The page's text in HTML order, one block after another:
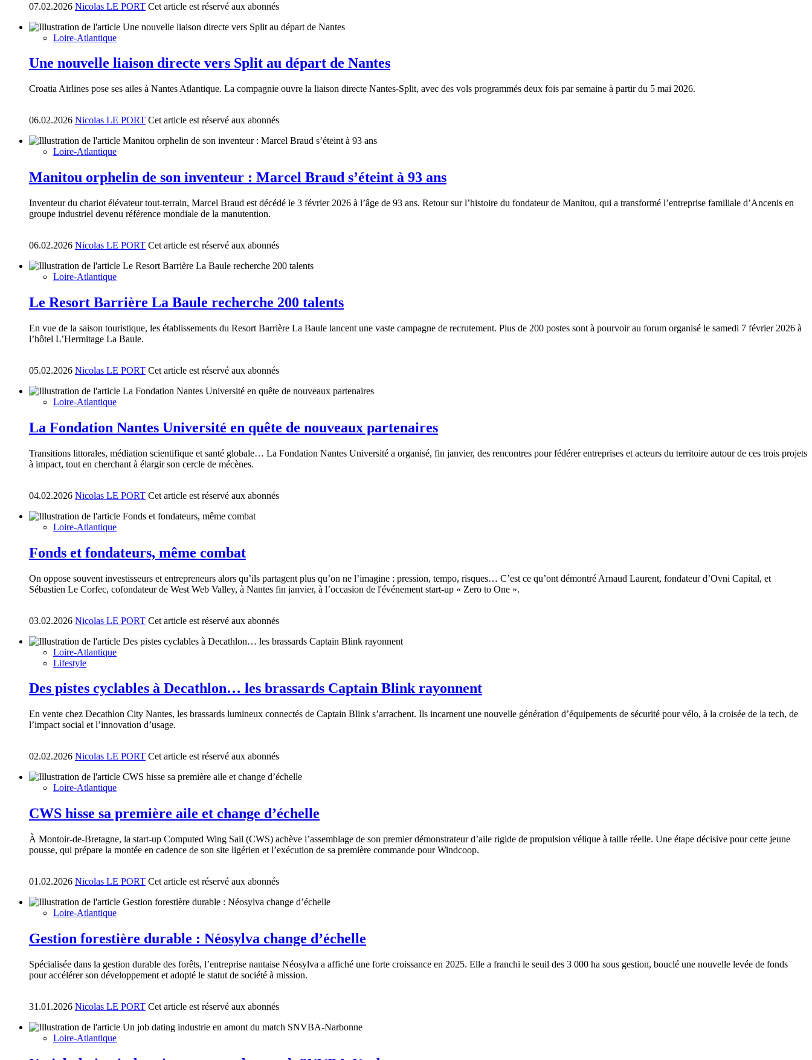
07.02.2026 Nicolas LE PORT Cet article est réservé aux abonnés
Loire-Atlantique
Une nouvelle liaison directe vers Split au départ de Nantes
Croatia Airlines pose ses ailes à Nantes Atlantique. La compagnie ouvre la liaison directe Nantes-Split, avec des vols programmés deux fois par semaine à partir du 5 mai 2026.
06.02.2026 Nicolas LE PORT Cet article est réservé aux abonnés
Loire-Atlantique
Manitou orphelin de son inventeur : Marcel Braud s’éteint à 93 ans
Inventeur du chariot élévateur tout-terrain, Marcel Braud est décédé le 3 février 2026 à l’âge de 93 ans. Retour sur l’histoire du fondateur de Manitou, qui a transformé l’entreprise familiale d’Ancenis en
groupe industriel devenu référence mondiale de la manutention.
06.02.2026 Nicolas LE PORT Cet article est réservé aux abonnés
Loire-Atlantique
Le Resort Barrière La Baule recherche 200 talents
En vue de la saison touristique, les établissements du Resort Barrière La Baule lancent une vaste campagne de recrutement. Plus de 200 postes sont à pourvoir au forum organisé le samedi 7 février 2026 à
l’hôtel L’Hermitage La Baule.
05.02.2026 Nicolas LE PORT Cet article est réservé aux abonnés
Loire-Atlantique
La Fondation Nantes Université en quête de nouveaux partenaires
Transitions littorales, médiation scientifique et santé globale… La Fondation Nantes Université a organisé, fin janvier, des rencontres pour fédérer entreprises et acteurs du territoire autour de ces trois projets
à impact, tout en cherchant à élargir son cercle de mécènes.
04.02.2026 Nicolas LE PORT Cet article est réservé aux abonnés
Loire-Atlantique
Fonds et fondateurs, même combat
On oppose souvent investisseurs et entrepreneurs alors qu’ils partagent plus qu’on ne l’imagine : pression, tempo, risques… C’est ce qu’ont démontré Arnaud Laurent, fondateur d’Ovni Capital, et
Sébastien Le Corfec, cofondateur de West Web Valley, à Nantes fin janvier, à l’occasion de l'événement start-up « Zero to One ».
03.02.2026 Nicolas LE PORT Cet article est réservé aux abonnés
Loire-Atlantique
Lifestyle
Des pistes cyclables à Decathlon… les brassards Captain Blink rayonnent
En vente chez Decathlon City Nantes, les brassards lumineux connectés de Captain Blink s’arrachent. Ils incarnent une nouvelle génération d’équipements de sécurité pour vélo, à la croisée de la tech, de
l’impact social et l’innovation d’usage.
02.02.2026 Nicolas LE PORT Cet article est réservé aux abonnés
Loire-Atlantique
CWS hisse sa première aile et change d’échelle
À Montoir-de-Bretagne, la start-up Computed Wing Sail (CWS) achève l’assemblage de son premier démonstrateur d’aile rigide de propulsion vélique à taille réelle. Une étape décisive pour cette jeune
pousse, qui prépare la montée en cadence de son site ligérien et l’exécution de sa première commande pour Windcoop.
01.02.2026 Nicolas LE PORT Cet article est réservé aux abonnés
Loire-Atlantique
Gestion forestière durable : Néosylva change d’échelle
Spécialisée dans la gestion durable des forêts, l’entreprise nantaise Néosylva a affiché une forte croissance en 2025. Elle a franchi le seuil des 3 000 ha sous gestion, bouclé une nouvelle levée de fonds
pour accélérer son développement et adopté le statut de société à mission.
31.01.2026 Nicolas LE PORT Cet article est réservé aux abonnés
Loire-Atlantique